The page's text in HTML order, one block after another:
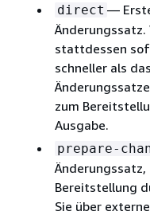
direct —
Änderungssatz.
stattdessen
schneller als
zum
Ausgabe.
prepare-
Änderungssatz,
Bereitstellung
Sie über